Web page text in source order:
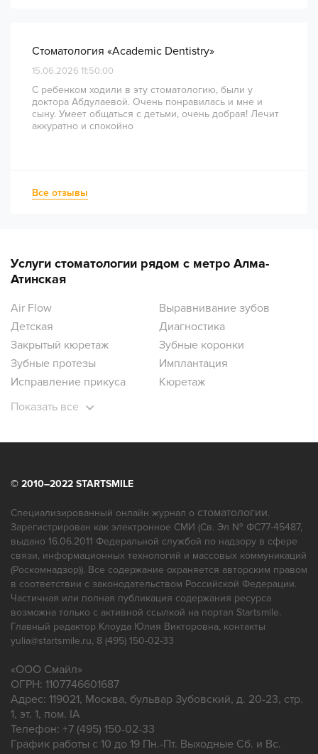
Стоматология «Academic Dentistry»
15.06.2026 11:50:00
С ребенком ходили в эту стоматологию, были у
доктора Абдулаевой. Очень понравилась и мне и
сыну. Умеет общаться с детьми, очень добрая! Лечит
аккуратно и спокойно
Все отзывы
Услуги стоматологии рядом с метро Алма-
Атинская
Air Flow
Выравнивание зубов
Детская
Диагностика
Закрытый кюретаж
Зубные коронки
Зубные протезы
Имплантация
Исправление прикуса
Кюретаж
Лечение десен
Протезирование
Профгигиена
Ремонт зубных протезов
Показать все
© 2010–2022 STARTSMILE
Специализированный онлайн журнал о стоматологии.
Зарегистрирован как электронное СМИ (Св. Эл № ФС77-45487,
выдано 16.06.2011 Федеральной службой по надзору в сфере
связи, информационных технологий и массовых коммуникаций
(Роскомнадзор)). Все содержание охраняется авторским правом
в соответствии с законодательством Российской Федерации.
Частичная или полная публикация содержания ресурса
возможна только с активной ссылкой на портал Startsmile.
Главный редактор Клоуда Юлия Викторовна, контакты
yulia@startsmile.ru, 8 (495) 150-02-33
«ООО Смайл»
ОГРН: 1107746601687
Адрес: 119021, Москва, бульвар Зубовский, д. 20-23, стр.
1, эт. 1, пом. IA
Телефон: +7 (495) 150-02-33
График работы с 10 до 19 Пн.-Пт. Выходные Сб. и Вс.